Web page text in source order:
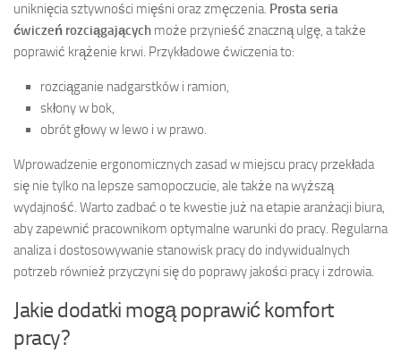
uniknięcia sztywności mięśni oraz zmęczenia. Prosta seria
ćwiczeń rozciągających może przynieść znaczną ulgę, a także
poprawić krążenie krwi. Przykładowe ćwiczenia to:
rozciąganie nadgarstków i ramion,
skłony w bok,
obrót głowy w lewo i w prawo.
Wprowadzenie ergonomicznych zasad w miejscu pracy przekłada
się nie tylko na lepsze samopoczucie, ale także na wyższą
wydajność. Warto zadbać o te kwestie już na etapie aranżacji biura,
aby zapewnić pracownikom optymalne warunki do pracy. Regularna
analiza i dostosowywanie stanowisk pracy do indywidualnych
potrzeb również przyczyni się do poprawy jakości pracy i zdrowia.
Jakie dodatki mogą poprawić komfort
pracy?